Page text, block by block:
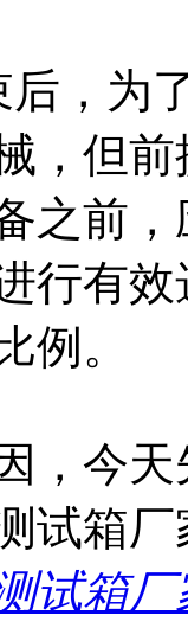
为了
，但
之前
行有
例。
今天
试箱
试箱